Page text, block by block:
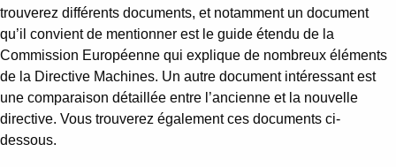
trouverez différents documents, et notamment un document
qu’il convient de mentionner est le guide étendu de la
Commission Européenne qui explique de nombreux éléments
de la Directive Machines. Un autre document intéressant est
une comparaison détaillée entre l’ancienne et la nouvelle
directive. Vous trouverez également ces documents ci-
dessous.